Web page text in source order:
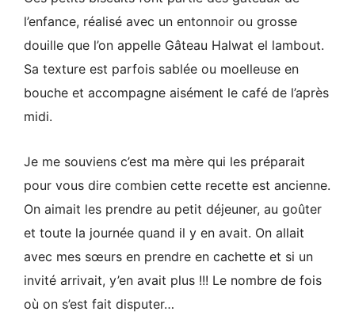
l’enfance, réalisé avec un entonnoir ou grosse
douille que l’on appelle Gâteau Halwat el lambout.
Sa texture est parfois sablée ou moelleuse en
bouche et accompagne aisément le café de l’après
midi.
Je me souviens c’est ma mère qui les préparait
pour vous dire combien cette recette est ancienne.
On aimait les prendre au petit déjeuner, au goûter
et toute la journée quand il y en avait. On allait
avec mes sœurs en prendre en cachette et si un
invité arrivait, y’en avait plus !!! Le nombre de fois
où on s’est fait disputer…